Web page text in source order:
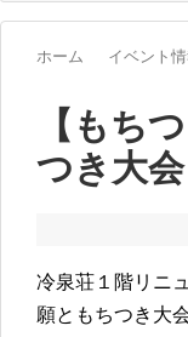
ホーム イベント
【もち
つき大会
冷泉荘１階リニ
願ともちつき大